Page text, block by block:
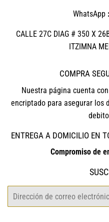
WhatsApp :
CALLE 27C DIAG # 350 X
ITZIMNA
COMPRA
Nuestra página cuenta
encriptado para asegurar los
ENTREGA A DOMICILIO EN
Compromiso de
Correo